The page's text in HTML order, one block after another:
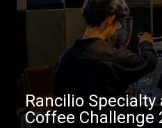
Rancilio Specialty
Coffee Challenge